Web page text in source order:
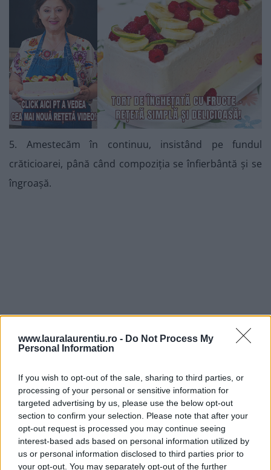
www.lauralaurentiu.ro - Do Not Process My
Personal Information
If you wish to opt-out of the sale, sharing to third parties, or
processing of your personal or sensitive information for
targeted advertising by us, please use the below opt-out
section to confirm your selection. Please note that after your
opt-out request is processed you may continue seeing
interest-based ads based on personal information utilized by
us or personal information disclosed to third parties prior to
your opt-out. You may separately opt-out of the further
5. Amestecăm în continuu, insistând pe fundul
crăticioarei, până când compoziția se înfierbântă și se
îngroașă.
6. Trebuie să atingă temperatura de aproximativ 75 de
grade. Dacă nu avem termometru, știm că este gata